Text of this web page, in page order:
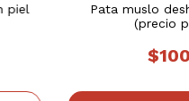
piel
Pata muslo
(precio